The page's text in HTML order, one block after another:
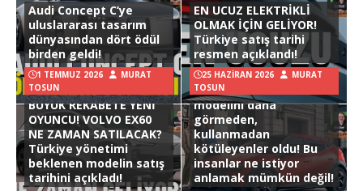
Audi Concept C’ye
uluslararası tasarım
dünyasından dört ödül
birden geldi!
1 TEMMUZ 2026
MURAT
TOSUN
EN UCUZ ELEKTRİKLİ
OLMAK İÇİN GELİYOR!
Türkiye satış tarihi
resmen açıklandı!
25 HAZIRAN 2026
MURAT
TOSUN
BÜYÜK REKABETE YENİ
OYUNCU! VOLVO EX60
NE ZAMAN SATILACAK?
Türkiye yönetimi
beklenen modelin satış
tarihini açıkladı!
Hyundai Ioniq 3
modelini daha
görmeden,
kullanmadan
kötüleyenler oldu! Bu
insanlar ne istiyor
anlamak mümkün değil!